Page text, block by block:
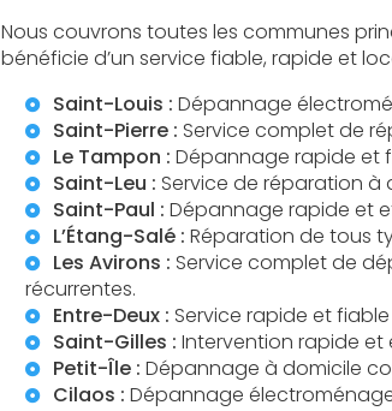
Nous couvrons toutes les communes
bénéficie d’un service fiable, rapide et
Saint-Louis : Dépannage
Saint-Pierre : Service complet de
Le Tampon : Dépannage rapide et
Saint-Leu : Service de réparation
Saint-Paul : Dépannage rapide et
L’Étang-Salé : Réparation de tous
Les Avirons : Service complet de
récurrentes.
Entre-Deux : Service rapide et
Saint-Gilles : Intervention rapide
Petit-Île : Dépannage à domicile
Cilaos : Dépannage